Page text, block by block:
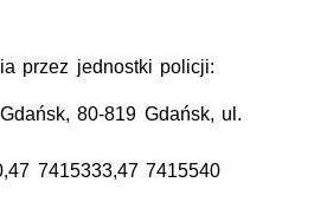
przez jednostki policji:
80-819 Gdańsk, ul.
7415333,47 7415540